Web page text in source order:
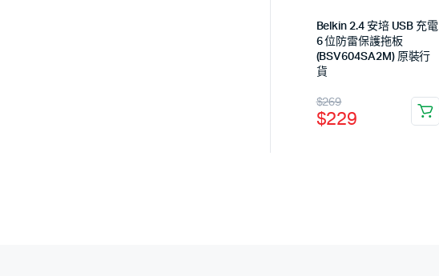
Belkin 2.4 安培 USB 充電
6 位防雷保護拖板
(BSV604SA2M) 原裝行
貨
$269
$229